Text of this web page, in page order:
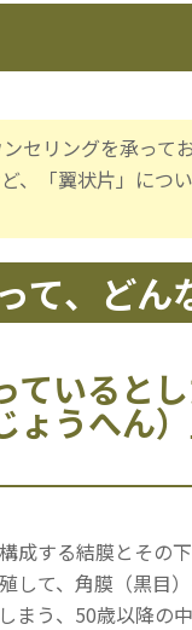
セリングを承って
、「翼状片」につ
て、どん
ていると
ょうへん
成する結膜とその
して、角膜（黒目
まう、50歳以降の